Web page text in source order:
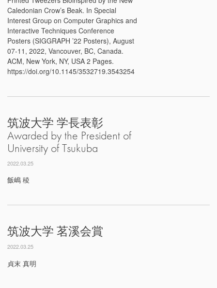
Caledonian Crow’s Beak. In Special
Interest Group on Computer Graphics and
Interactive Techniques Conference
Posters (SIGGRAPH ’22 Posters), August
07-11, 2022, Vancouver, BC, Canada.
ACM, New York, NY, USA 2 Pages.
https://doi.org/10.1145/3532719.3543254
筑波大学 学長表彰
Awarded by the President of
University of Tsukuba
2022.03.25
飯嶋 稜
筑波大学 茗溪会賞
2022.03.25
貞末 真明